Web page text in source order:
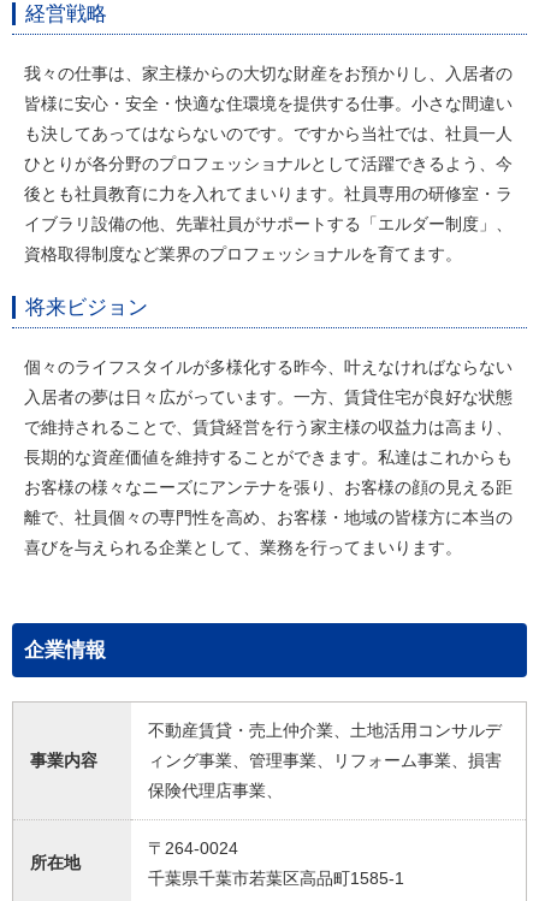
経営戦略
我々の仕事は、家主様からの大切な財産をお預かりし、入居者の
皆様に安心・安全・快適な住環境を提供する仕事。小さな間違い
も決してあってはならないのです。ですから当社では、社員一人
ひとりが各分野のプロフェッショナルとして活躍できるよう、今
後とも社員教育に力を入れてまいります。社員専用の研修室・ラ
イブラリ設備の他、先輩社員がサポートする「エルダー制度」、
資格取得制度など業界のプロフェッショナルを育てます。
将来ビジョン
個々のライフスタイルが多様化する昨今、叶えなければならない
入居者の夢は日々広がっています。一方、賃貸住宅が良好な状態
で維持されることで、賃貸経営を行う家主様の収益力は高まり、
長期的な資産価値を維持することができます。私達はこれからも
お客様の様々なニーズにアンテナを張り、お客様の顔の見える距
離で、社員個々の専門性を高め、お客様・地域の皆様方に本当の
喜びを与えられる企業として、業務を行ってまいります。
企業情報
事業内容
不動産賃貸・売上仲介業、土地活用コンサルデ
ィング事業、管理事業、リフォーム事業、損害
保険代理店事業、
所在地
〒264-0024
千葉県千葉市若葉区高品町1585-1